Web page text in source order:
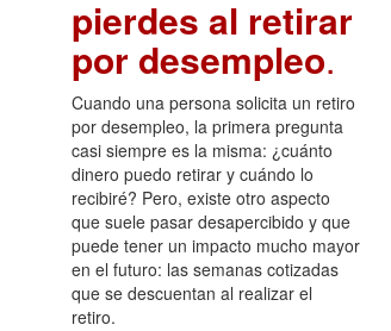
pierdes al retirar
por desempleo.
Cuando una persona solicita un retiro
por desempleo, la primera pregunta
casi siempre es la misma: ¿cuánto
dinero puedo retirar y cuándo lo
recibiré? Pero, existe otro aspecto
que suele pasar desapercibido y que
puede tener un impacto mucho mayor
en el futuro: las semanas cotizadas
que se descuentan al realizar el
retiro.